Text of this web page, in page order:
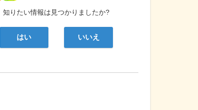
知りたい情報は見つかりましたか?
はい いいえ